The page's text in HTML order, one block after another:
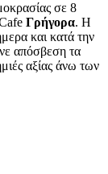
σε 8
Γρήγορα. Η
και κατά την
απόσβεση τα
αξίας άνω των